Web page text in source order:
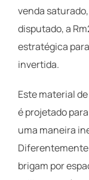
venda
disputado, a
estratégica
invertida.
Este material
é projetado
uma maneira
brigam por